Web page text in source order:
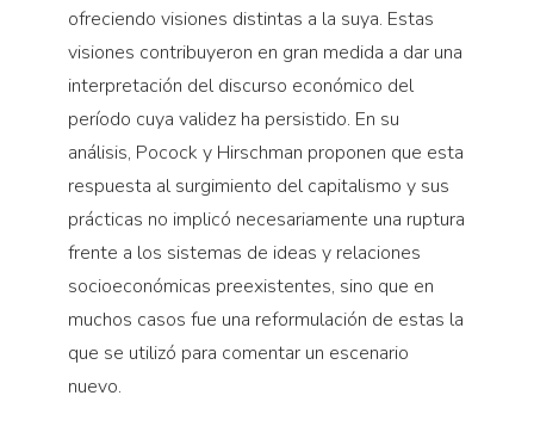
ofreciendo visiones distintas a la suya. Estas
visiones contribuyeron en gran medida a dar una
interpretación del discurso económico del
período cuya validez ha persistido. En su
análisis, Pocock y Hirschman proponen que esta
respuesta al surgimiento del capitalismo y sus
prácticas no implicó necesariamente una ruptura
frente a los sistemas de ideas y relaciones
socioeconómicas preexistentes, sino que en
muchos casos fue una reformulación de estas la
que se utilizó para comentar un escenario
nuevo.